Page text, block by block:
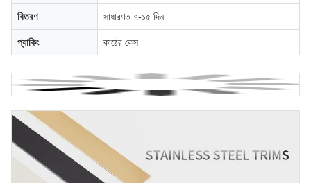
বিতরণ সাধারণত ৭-১৫ দিন
প্যাকিং কাঠের কেস